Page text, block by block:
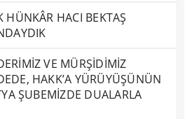
HÜNKÂR HACI BEKTAŞ
VE MÜRŞİDİMİZ
HAKK’A YÜRÜYÜŞÜNÜN
ŞUBEMİZDE DUALARLA